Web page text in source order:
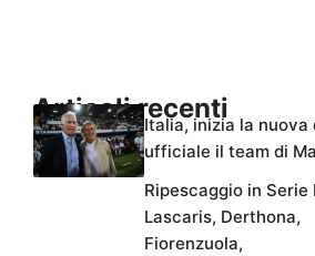
Articoli recenti
Italia, inizia la nuova
ufficiale il team di
Ripescaggio in Serie
Lascaris, Derthona,
Fiorenzuola,